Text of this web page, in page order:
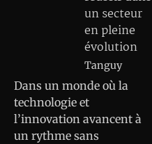
un secteur
en pleine
évolution
Tanguy
Dans un monde où la
technologie et
l’innovation avancent à
un rythme sans